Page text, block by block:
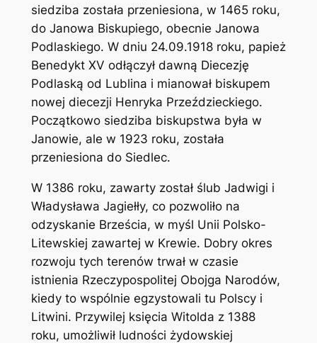
siedziba została przeniesiona, w 1465 roku,
do Janowa Biskupiego, obecnie Janowa
Podlaskiego. W dniu 24.09.1918 roku, papież
Benedykt XV odłączył dawną Diecezję
Podlaską od Lublina i mianował biskupem
nowej diecezji Henryka Przeździeckiego.
Początkowo siedziba biskupstwa była w
Janowie, ale w 1923 roku, została
przeniesiona do Siedlec.
W 1386 roku, zawarty został ślub Jadwigi i
Władysława Jagiełły, co pozwoliło na
odzyskanie Brześcia, w myśl Unii Polsko-
Litewskiej zawartej w Krewie. Dobry okres
rozwoju tych terenów trwał w czasie
istnienia Rzeczypospolitej Obojga Narodów,
kiedy to wspólnie egzystowali tu Polscy i
Litwini. Przywilej księcia Witolda z 1388
roku, umożliwił ludności żydowskiej